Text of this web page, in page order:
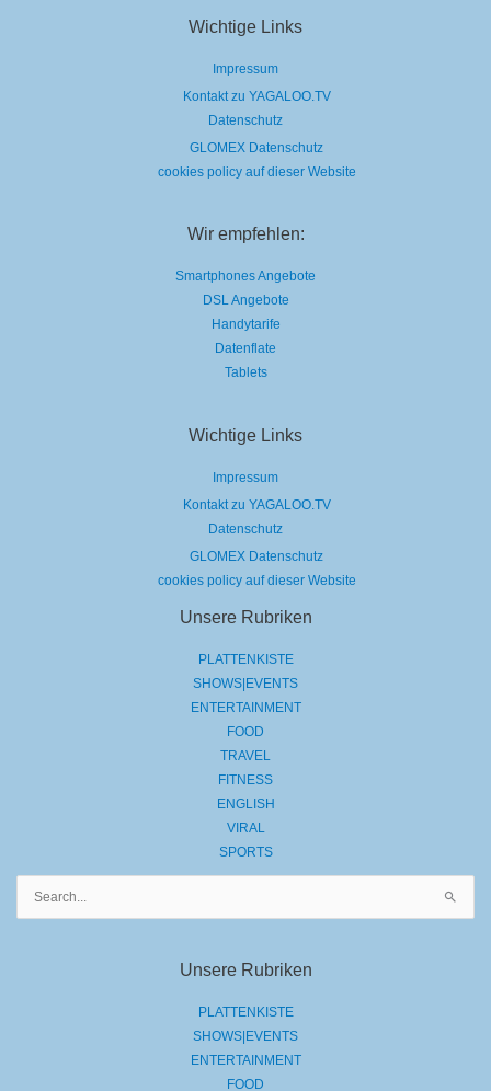
Wichtige Links
Impressum
Kontakt zu YAGALOO.TV
Datenschutz
GLOMEX Datenschutz
cookies policy auf dieser Website
Wir empfehlen:
Smartphones Angebote
DSL Angebote
Handytarife
Datenflate
Tablets
Wichtige Links
Impressum
Kontakt zu YAGALOO.TV
Datenschutz
GLOMEX Datenschutz
cookies policy auf dieser Website
Unsere Rubriken
PLATTENKISTE
SHOWS|EVENTS
ENTERTAINMENT
FOOD
TRAVEL
FITNESS
ENGLISH
VIRAL
SPORTS
Unsere Rubriken
PLATTENKISTE
SHOWS|EVENTS
ENTERTAINMENT
FOOD